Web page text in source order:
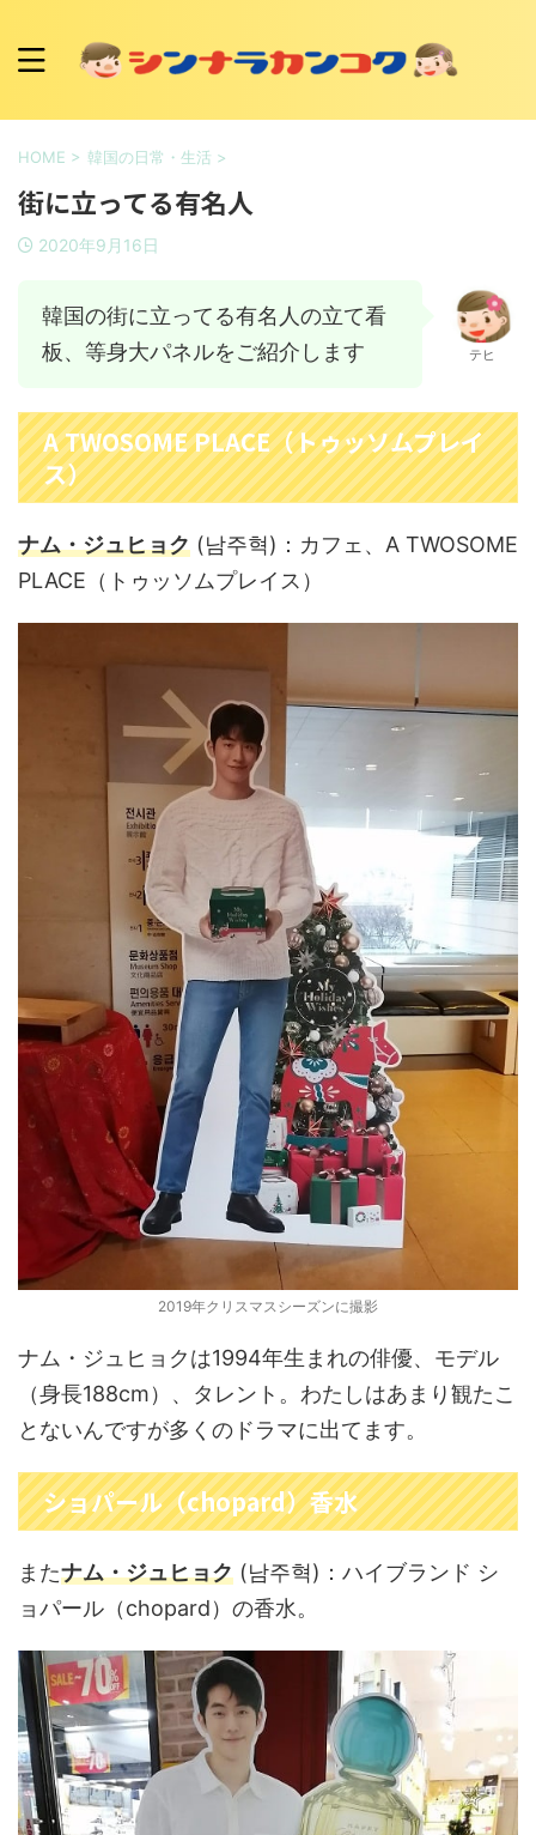
HOME > 韓国の日常・生活 >
街に立ってる有名人
2020年9月16日
韓国の街に立ってる有名人の立て看
板、等身大パネルをご紹介します
テヒ
A TWOSOME PLACE（トゥッソムプレイ
ス）
ナム・ジュヒョク (남주혁)：カフェ、A TWOSOME
PLACE（トゥッソムプレイス）
2019年クリスマスシーズンに撮影
ナム・ジュヒョクは1994年生まれの俳優、モデル
（身長188cm）、タレント。わたしはあまり観たこ
とないんですが多くのドラマに出てます。
ショパール（chopard）香水
またナム・ジュヒョク (남주혁)：ハイブランド シ
ョパール（chopard）の香水。